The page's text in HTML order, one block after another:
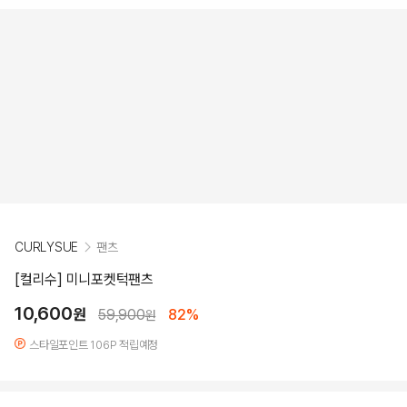
CURLYSUE 팬츠
[컬리수] 미니포켓턱팬츠
10,600원 59,900원 82%
스타일포인트 106P 적립예정